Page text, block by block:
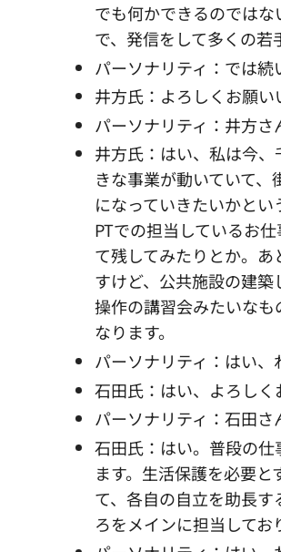
でも何かできるのでは
で、発信をして多くの若
パーソナリティ：では
井方氏：よろしくお願い
パーソナリティ：井方
井方氏：はい、私は今
きな事業が動いていて
になっていきたいかと
PTでの担当しているお
て残してみたりとか。
すけど、公共施設の建
操作の講習会みたいな
なります。
パーソナリティ：はい
石田氏：はい、よろしく
パーソナリティ：石田さ
石田氏：はい。普段の
ます。生活保護を必要
て、各自の自立を助長
ろをメインに担当して